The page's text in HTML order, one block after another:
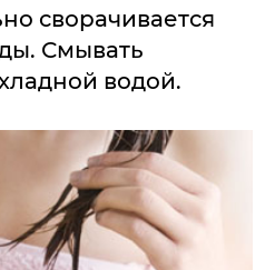
сворачивается
Смывать
водой.